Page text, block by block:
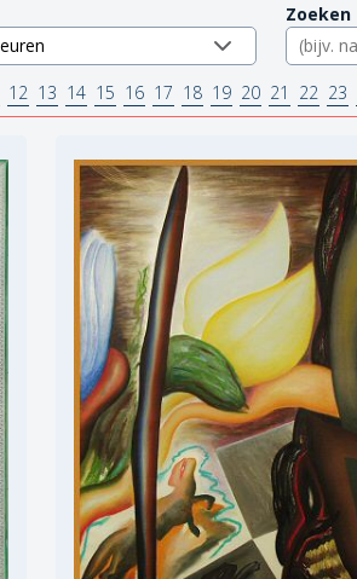
Zoeken
12 13 14 15 16 17 18 19 20 21 22 23